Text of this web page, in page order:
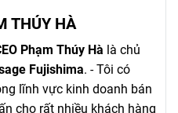
THÚY HÀ
Phạm Thúy Hà là chủ
Fujishima. - Tôi có
lĩnh vực kinh doanh bán
cho rất nhiều khách hàng